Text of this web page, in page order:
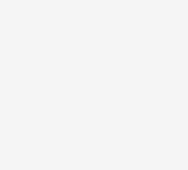
окупованій Ялті
над містом навис